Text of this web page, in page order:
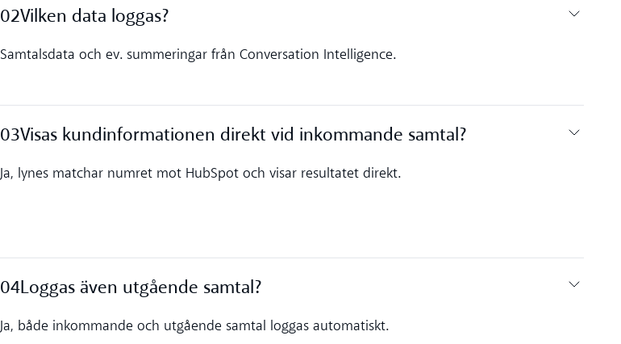
Toggle accordion
02Vilken data loggas?
Samtalsdata och ev. summeringar från Conversation Intelligence.
Toggle accordion
03Visas kundinformationen direkt vid inkommande samtal?
Ja, lynes matchar numret mot HubSpot och visar resultatet direkt.
Toggle accordion
04Loggas även utgående samtal?‍
Ja, både inkommande och utgående samtal loggas automatiskt.